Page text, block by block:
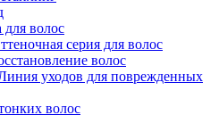
волос
серия для волос
волос
уходов для поврежденных
волос